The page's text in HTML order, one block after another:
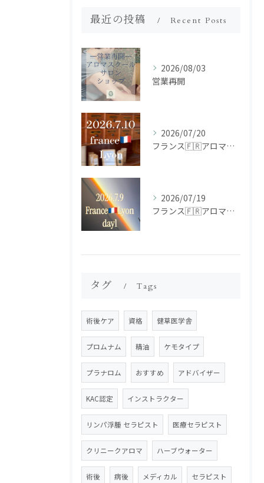
最近の投稿 Recent Posts
2026/08/03
営業再開
2026/07/20
フランス🇫🇷アロマ研修ツアー𝗱𝗮𝘆𝟮
2026/07/19
フランス🇫🇷アロマ研修ツアー𝗱𝗮𝘆𝟭
タグ Tags
術後ケア 資格 健草医学舎
プロムナム 精油 ケモタイプ
プラナロム おすすめ アドバイザー
KAC認定 インストラクター
リンパ浮腫 セラピスト 医療セラピスト
クリニークアロマ ハーブウォーター
術後 病後 メディカル セラピスト